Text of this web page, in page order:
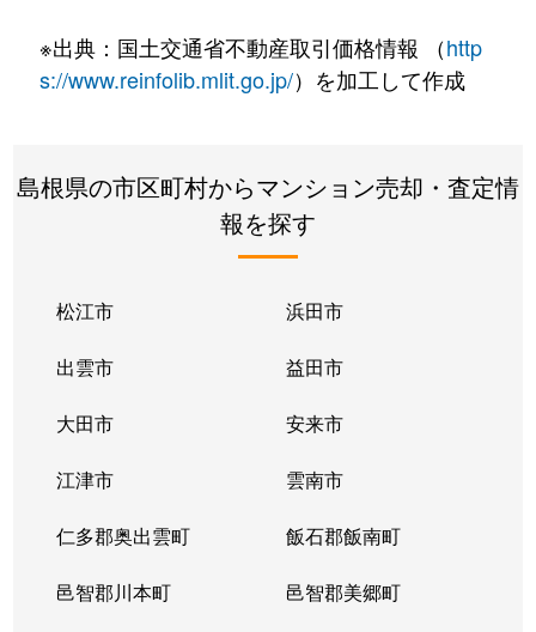
※出典：国土交通省不動産取引価格情報 （http
s://www.reinfolib.mlit.go.jp/）を加工して作成
島根県の市区町村からマンション売却・査定情
報を探す
松江市 浜田市
出雲市 益田市
大田市 安来市
江津市 雲南市
仁多郡奥出雲町 飯石郡飯南町
邑智郡川本町 邑智郡美郷町